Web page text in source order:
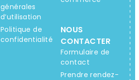
générales
d’utilisation
Politique de
confidentialité
NOUS
CONTACTER
Formulaire de
contact
Prendre rendez-